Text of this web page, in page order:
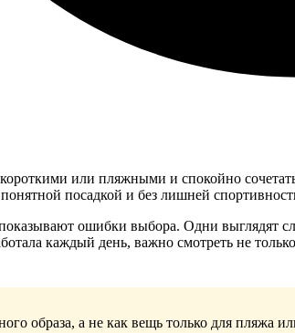
или пляжными и спокойно
посадкой и без лишней
ошибки выбора. Одни выглядят
каждый день, важно смотреть не
образа, а не как вещь только для пляжа